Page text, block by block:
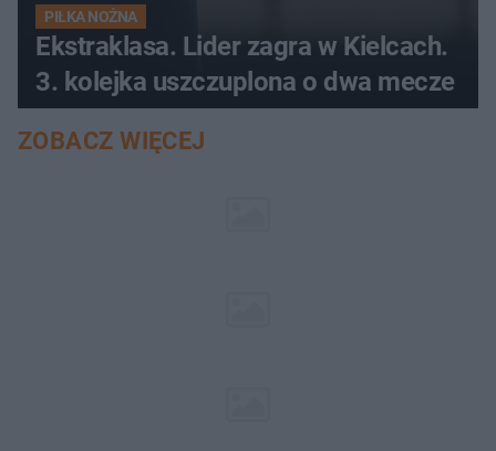
PIŁKA NOŻNA
Ekstraklasa. Lider zagra w Kielcach.
3. kolejka uszczuplona o dwa mecze
ZOBACZ WIĘCEJ